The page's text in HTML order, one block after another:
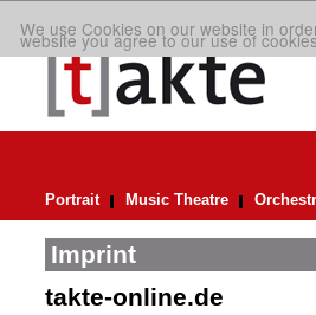
We use Cookies on our website in
website you agree to our use of
Portrait Music Theatre
Imprint
takte-online.de